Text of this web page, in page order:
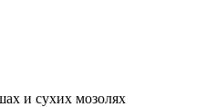
и сухих мозолях